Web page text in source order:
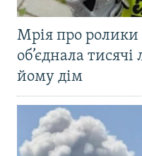
Мрія про
об’єднала
йому дім